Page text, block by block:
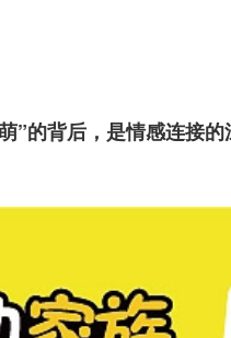
”的背后，是情感连接